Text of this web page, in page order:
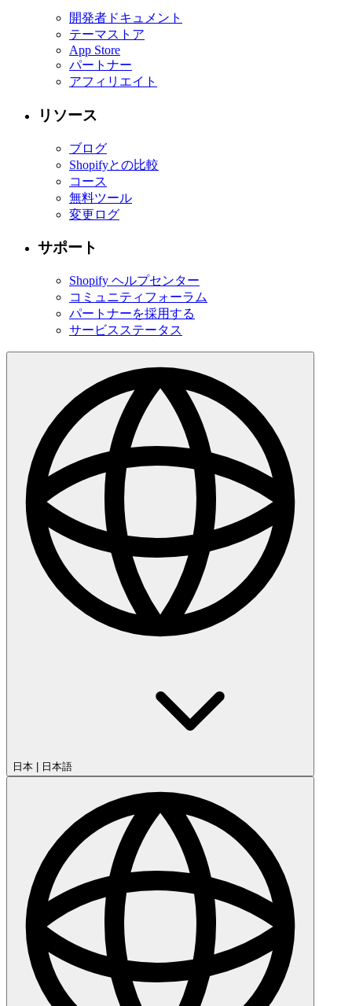
開発者ドキュメント
テーマストア
App Store
パートナー
アフィリエイト
リソース
ブログ
Shopifyとの比較
コース
無料ツール
変更ログ
サポート
Shopify ヘルプセンター
コミュニティフォーラム
パートナーを採用する
サービスステータス
日本 日本語